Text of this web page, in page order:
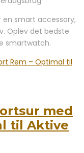
en smart accessory,
Oplev det bedste
smartwatch.
med
til Aktive